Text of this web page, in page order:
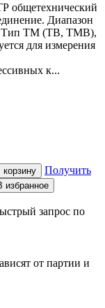
общетехнический
Диапазон
Тип ТМ (ТВ, ТМВ),
для измерения
к...
корзину
Получить
избранное
запрос по
от партии и